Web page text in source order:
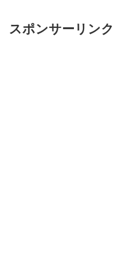
スポンサーリンク